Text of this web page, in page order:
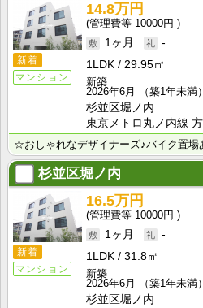
新着
マンション
14.8万円
10000円
1ヶ月
-
1LDK
29.95㎡
新築
2026年6月
（築1年未満）
杉並区堀ノ内
東京メトロ丸ノ内線
☆おしゃれなデザイナーズ♪バイク置
杉並区堀ノ内
新着
マンション
16.5万円
10000円
1ヶ月
-
1LDK
31.8㎡
新築
2026年6月
（築1年未満）
杉並区堀ノ内